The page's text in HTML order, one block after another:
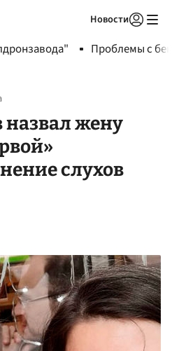
Новости
Проблемы с
назвал жену
слухов